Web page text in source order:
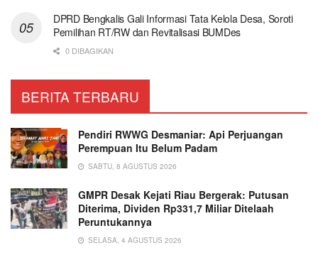
DPRD Bengkalis Gali Informasi Tata Kelola Desa, Soroti
Pemilihan RT/RW dan Revitalisasi BUMDes
0 DIBAGIKAN
BERITA TERBARU
Pendiri RWWG Desmaniar: Api Perjuangan
Perempuan Itu Belum Padam
SABTU, 8 AGUSTUS 2026
GMPR Desak Kejati Riau Bergerak: Putusan
Diterima, Dividen Rp331,7 Miliar Ditelaah
Peruntukannya
SELASA, 4 AGUSTUS 2026